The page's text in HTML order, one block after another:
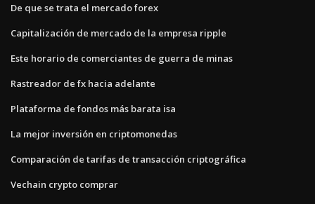
De que se trata el mercado forex
Capitalización de mercado de la empresa ripple
Este horario de comerciantes de guerra de minas
Rastreador de fx hacia adelante
Plataforma de fondos más barata isa
La mejor inversión en criptomonedas
Comparación de tarifas de transacción criptográfica
Vechain crypto comprar